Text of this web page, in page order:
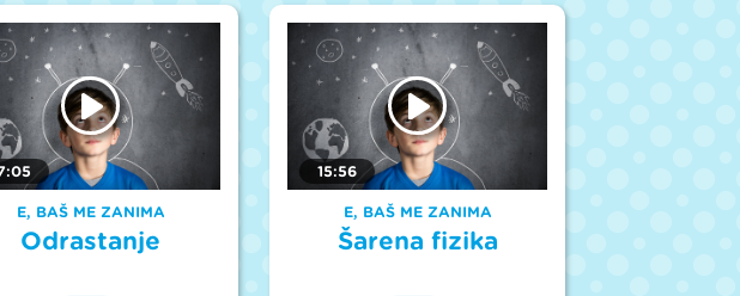
E, BAŠ ME ZANIMA
Odrastanje
15:56
E, BAŠ ME ZANIMA
Šarena fizika